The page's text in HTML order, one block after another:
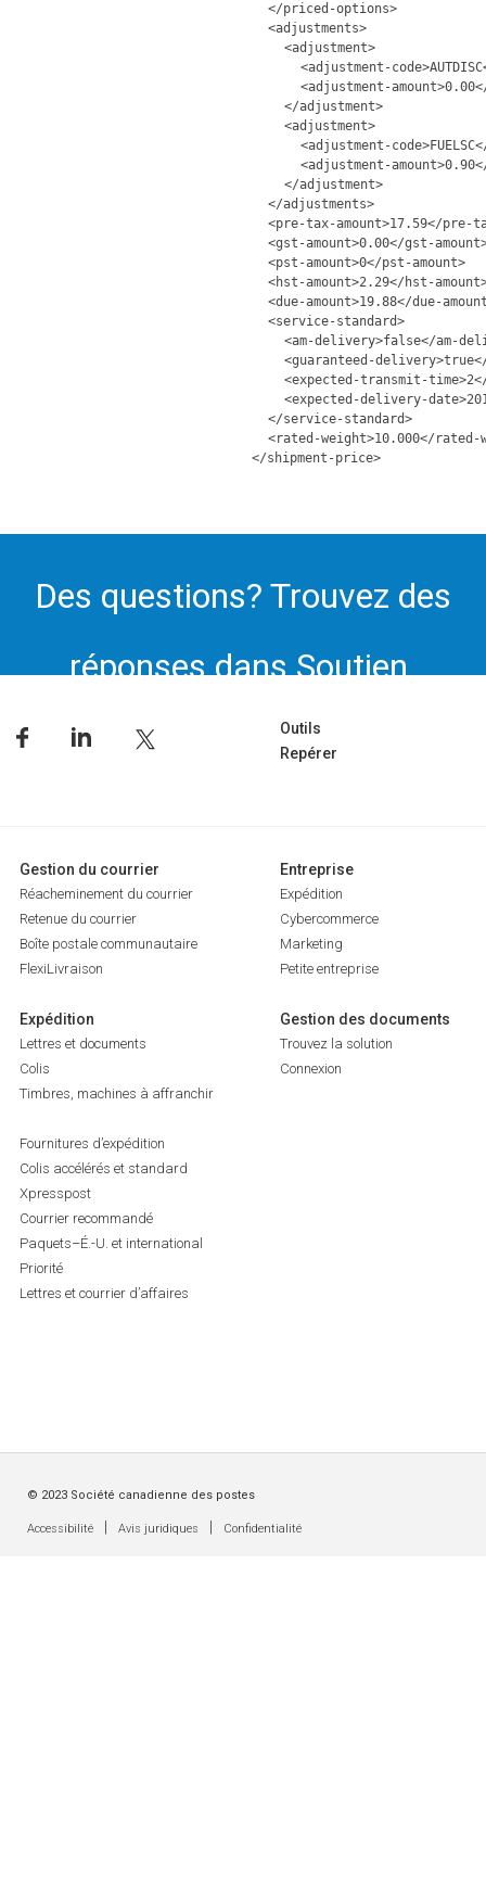
</priced-options>
<adjustments>
<adjustment>
<adjustment-
<adjustment-
</adjustment>
<adjustment>
<adjustment-
<adjustment-
</adjustment>
</adjustments>
<pre-tax-amount>17.59</pre-
<gst-amount>0.00</gst-
<pst-amount>0</pst-amount>
<hst-amount>2.29</hst-
<due-amount>19.88</due-
<service-standard>
<am-delivery>false</am-
<guaranteed-
<expected-transmit-
<expected-delivery-
</service-standard>
<rated-weight>10.000</rated-
</shipment-price>
Des questions? Trouvez des
réponses dans Soutien.
Outils
Repérer
Gestion du courrier
Réacheminement du courrier
Retenue du courrier
Boîte postale communautaire
FlexiLivraison
Expédition
Lettres et documents
Colis
Timbres, machines à affranchir
Fournitures d’expédition
Colis accélérés et standard
Xpresspost
Courrier recommandé
Paquets–É.-U. et international
Priorité
Lettres et courrier d’affaires
Entreprise
Expédition
Cybercommerce
Marketing
Petite entreprise
Gestion des documents
Trouvez la solution
Connexion
© 2023 Société canadienne des postes
Accessibilité Avis juridiques Confidentialité